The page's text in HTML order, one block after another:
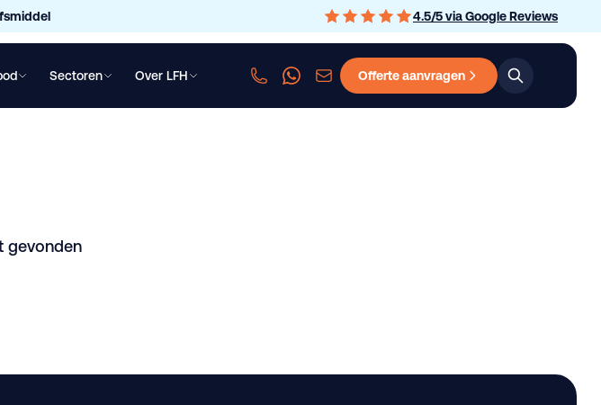
4.5/5via Google Reviews
Sectoren Over LFH Offerte aanvragen
gevonden